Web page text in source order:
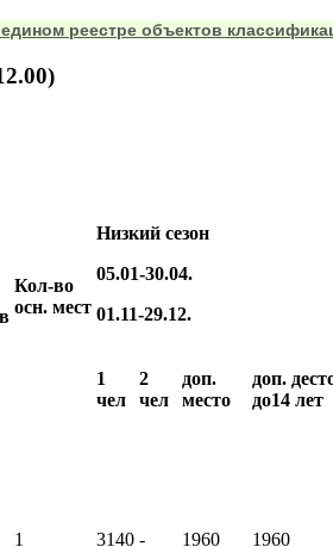
реестре объектов
Кол-во
осн. мест
Низкий сезон
05.01-30.04.
01.11-29.12.
1
чел
2
чел
доп.
место
доп.
до14 лет
1 3140 - 1960 1960